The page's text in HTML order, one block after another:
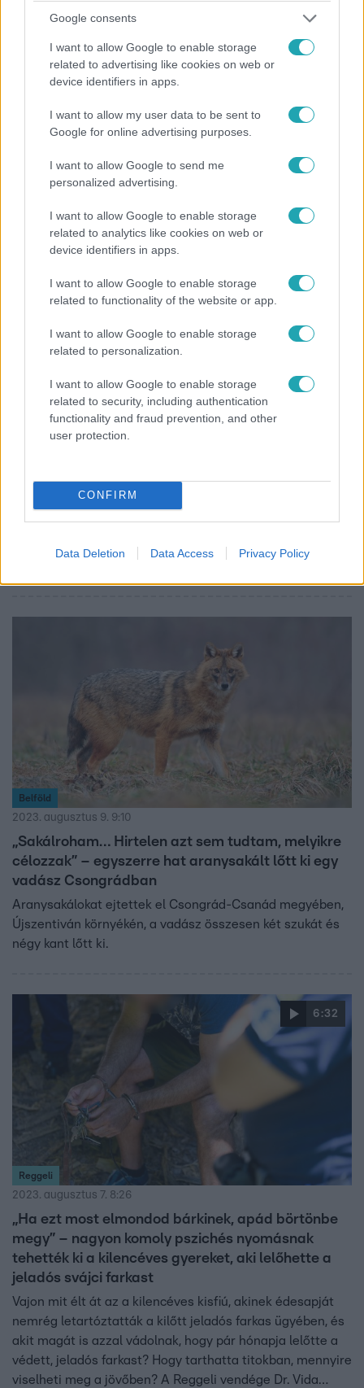
Google consents
I want to allow Google to enable storage
related to advertising like cookies on web or
device identifiers in apps.
I want to allow my user data to be sent to
Google for online advertising purposes.
I want to allow Google to send me
personalized advertising.
I want to allow Google to enable storage
related to analytics like cookies on web or
device identifiers in apps.
I want to allow Google to enable storage
related to functionality of the website or app.
I want to allow Google to enable storage
related to personalization.
I want to allow Google to enable storage
related to security, including authentication
functionality and fraud prevention, and other
user protection.
CONFIRM
Data Deletion Data Access Privacy Policy
Iskolaudvarra tévedt medvét lőttek ki
Csíkszeredán
egy almafát, végül felmászott egy fa tetejére. A
városvezetés szerint nem volt más lehetőség, le kellett
2:26
2023. szeptember 3. 16:21
Baltával vert agyon egy apró vaddisznót egy
vadász Debrecenben, a férfi azt mondja, csak
Fokossal ütött le egy vadász egy lakott területre tévedt
vaddisznót Debrecenben. Előtte órákon át terelgette két
mutatkozó állatot. Visítása alapján többek szerint az
szerint ő csak elkábította a vadat, és később pusztult el.
Belföld
2023. augusztus 9. 9:10
„Sakálroham… Hirtelen azt sem tudtam, melyikre
célozzak” – egyszerre hat aranysakált lőtt ki egy
vadász Csongrádban
Aranysakálokat ejtettek el Csongrád-Csanád megyében,
Újszentiván környékén, a vadász összesen két szukát és
négy kant lőtt ki.
6:32
Reggeli
2023. augusztus 7. 8:26
„Ha ezt most elmondod bárkinek, apád börtönbe
megy” – nagyon komoly pszichés nyomásnak
tehették ki a kilencéves gyereket, aki lelőhette a
jeladós svájci farkast
Vajon mit élt át az a kilencéves kisfiú, akinek édesapját
nemrég letartóztatták a kilőtt jeladós farkas ügyében, és
akit magát is azzal vádolnak, hogy pár hónapja lelőtte a
védett, jeladós farkast? Hogy tarthatta titokban, mennyire
viselheti meg a jövőben? A Reggeli vendége Dr. Vida